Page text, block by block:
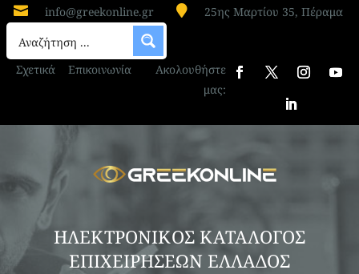
 info@greekonline.gr  25ης Μαρτίου 35, Πέραμα
Σχετικά Επικοινωνία
Ακολουθήστε
μας:
ΗΛΕΚΤΡΟΝΙΚΟΣ ΚΑΤΑΛΟΓΟΣ
ΕΠΙΧΕΙΡΗΣΕΩΝ ΕΛΛΑΔΟΣ